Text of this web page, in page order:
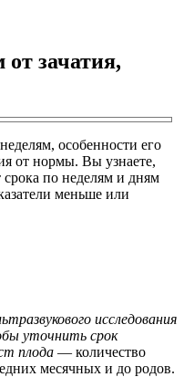
зачатия,
особенности его
от нормы. Вы узнаете,
по неделям и дням
меньше или
исследования
уточнить срок
плода — количество
месячных и до родов.